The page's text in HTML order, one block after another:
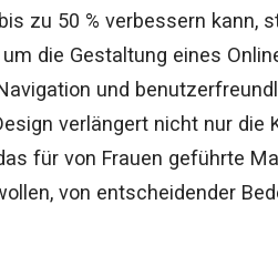
zu 50 % verbessern kann,
die Gestaltung eines
und
verlängert nicht nur die
für von Frauen geführte
von entscheidender